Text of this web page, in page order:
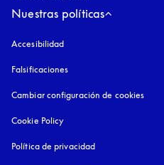
Nuestras políticas
Accesibilidad
Falsificaciones
Cambiar configuración de cookies
Cookie Policy
Política de privacidad